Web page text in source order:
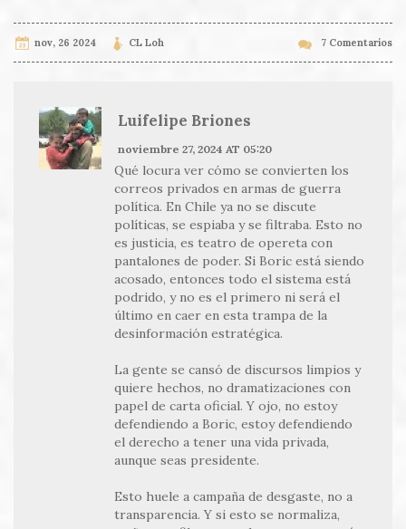
nov, 26 2024 CL Loh 7 Comentarios
Luifelipe Briones
noviembre 27, 2024 AT 05:20
Qué locura ver cómo se convierten los
correos privados en armas de guerra
política. En Chile ya no se discute
políticas, se espiaba y se filtraba. Esto no
es justicia, es teatro de opereta con
pantalones de poder. Si Boric está siendo
acosado, entonces todo el sistema está
podrido, y no es el primero ni será el
último en caer en esta trampa de la
desinformación estratégica.
La gente se cansó de discursos limpios y
quiere hechos, no dramatizaciones con
papel de carta oficial. Y ojo, no estoy
defendiendo a Boric, estoy defendiendo
el derecho a tener una vida privada,
aunque seas presidente.
Esto huele a campaña de desgaste, no a
transparencia. Y si esto se normaliza,